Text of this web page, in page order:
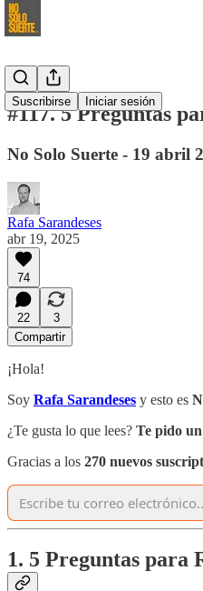
Suscribirse Iniciar sesión
#117. 5 Preguntas
No Solo Suerte - 19 abril
Rafa Sarandeses
abr 19, 2025
74
22
3
Compartir
¡Hola!
Soy Rafa Sarandeses y esto es
¿Te gusta lo que lees? Te pido
Gracias a los 270 nuevos
1. 5 Preguntas para